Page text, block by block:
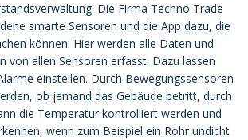
Die Firma Techno Trade
smarte Sensoren und die App dazu, die
können. Hier werden alle Daten und
von allen Sensoren erfasst. Dazu lassen
einstellen. Durch Bewegungssensoren
ob jemand das Gebäude betritt, durch
die Temperatur kontrolliert werden und
wenn zum Beispiel ein Rohr undicht